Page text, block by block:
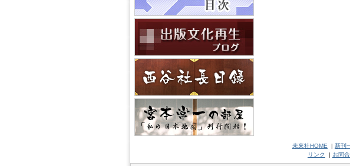
未來社HOME | 新刊
リンク
| お問